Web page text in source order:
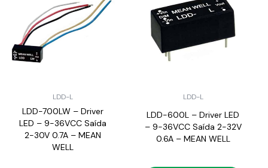
LDD-L
LDD-700LW – Driver
LED – 9-36VCC Saída
2-30V 0.7A – MEAN
WELL
LDD-L
LDD-600L – Driver LED
– 9-36VCC Saída 2-32V
0.6A – MEAN WELL